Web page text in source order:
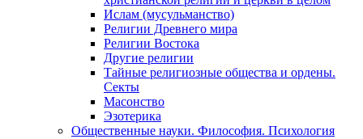
Ислам (мусульманство)
Религии Древнего мира
Религии Востока
Другие религии
Тайные религиозные общества и ордены.
Секты
Масонство
Эзотерика
Общественные науки. Философия. Психология